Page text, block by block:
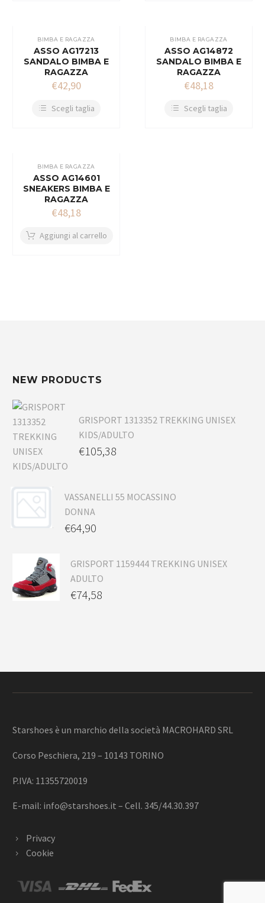
BIMBA E RAGAZZA
ASSO AG17213
SANDALO BIMBA E
RAGAZZA
€42,90
Scegli taglia
BIMBA E RAGAZZA
ASSO AG14872
SANDALO BIMBA E
RAGAZZA
€48,18
Scegli taglia
BIMBA E RAGAZZA
ASSO AG14601
SNEAKERS BIMBA E
RAGAZZA
€48,18
Aggiungi al carrello
NEW PRODUCTS
GRISPORT 1313352 TREKKING UNISEX
KIDS/ADULTO
€105,38
VASSANELLI 55 MOCASSINO
DONNA
€64,90
GRISPORT 1159444 TREKKING UNISEX
ADULTO
€74,58
Starshoes è un marchio della società MACROHARD SRL
Corso Peschiera, 219 – 10143 TORINO
P.IVA: 11355720019
E-mail: info@starshoes.it – Cell. 345/44.30.397
Privacy
Cookie